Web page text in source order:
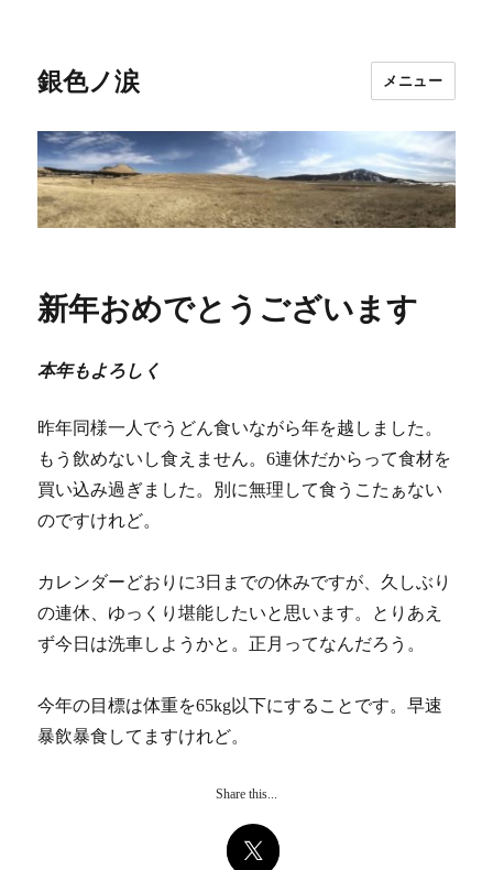
銀色ノ涙 メニュー
新年おめでとうございます
本年もよろしく
昨年同様一人でうどん食いながら年を越しました。
もう飲めないし食えません。6連休だからって食材を
買い込み過ぎました。別に無理して食うこたぁない
のですけれど。
カレンダーどおりに3日までの休みですが、久しぶり
の連休、ゆっくり堪能したいと思います。とりあえ
ず今日は洗車しようかと。正月ってなんだろう。
今年の目標は体重を65kg以下にすることです。早速
暴飲暴食してますけれど。
Share this...